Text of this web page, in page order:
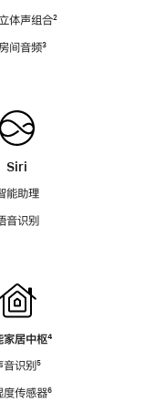
体声组合脚
²
间音频脚
³
Siri
能助理
音识别
家居中枢脚
⁴
音识别脚
⁵
度传感器脚
⁶